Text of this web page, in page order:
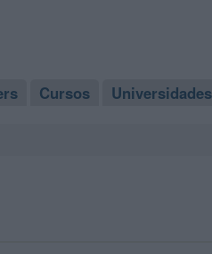
Cursos Universidades